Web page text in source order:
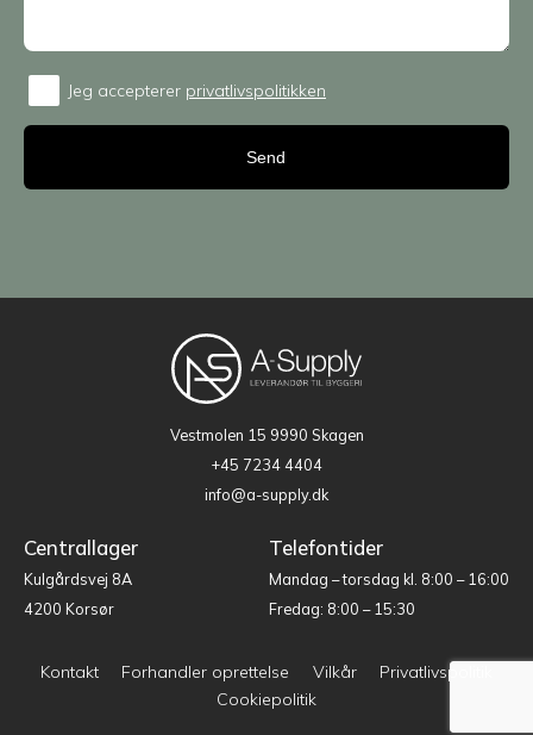
Consent
Jeg accepterer privatlivspolitikken
Vestmolen 15 9990 Skagen
+45 7234 4404
info@a-supply.dk
Centrallager
Kulgårdsvej 8A
4200 Korsør
Telefontider
Mandag – torsdag kl. 8:00 – 16:00
Fredag: 8:00 – 15:30
Kontakt Forhandler oprettelse Vilkår
Privatlivspolitik
Cookiepolitik